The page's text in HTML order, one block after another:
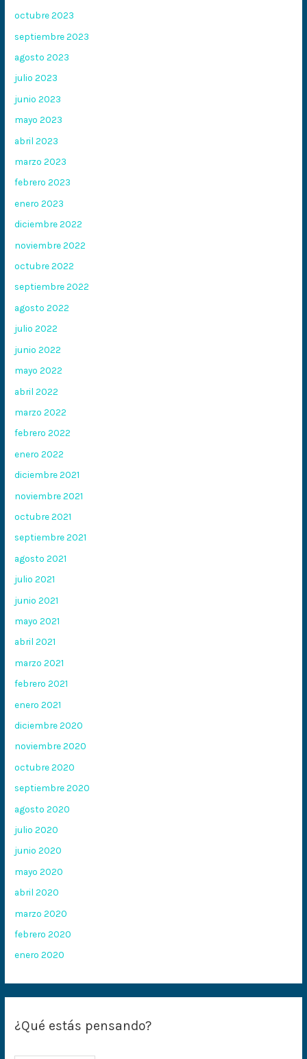
octubre 2023
septiembre 2023
agosto 2023
julio 2023
junio 2023
mayo 2023
abril 2023
marzo 2023
febrero 2023
enero 2023
diciembre 2022
noviembre 2022
octubre 2022
septiembre 2022
agosto 2022
julio 2022
junio 2022
mayo 2022
abril 2022
marzo 2022
febrero 2022
enero 2022
diciembre 2021
noviembre 2021
octubre 2021
septiembre 2021
agosto 2021
julio 2021
junio 2021
mayo 2021
abril 2021
marzo 2021
febrero 2021
enero 2021
diciembre 2020
noviembre 2020
octubre 2020
septiembre 2020
agosto 2020
julio 2020
junio 2020
mayo 2020
abril 2020
marzo 2020
febrero 2020
enero 2020
¿Qué estás pensando?